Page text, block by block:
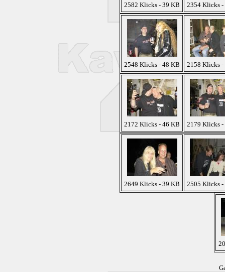
2582 Klicks - 39 KB 2354 Klicks -
2548 Klicks - 48 KB 2158 Klicks -
2172 Klicks - 46 KB 2179 Klicks -
2649 Klicks - 39 KB 2505 Klicks -